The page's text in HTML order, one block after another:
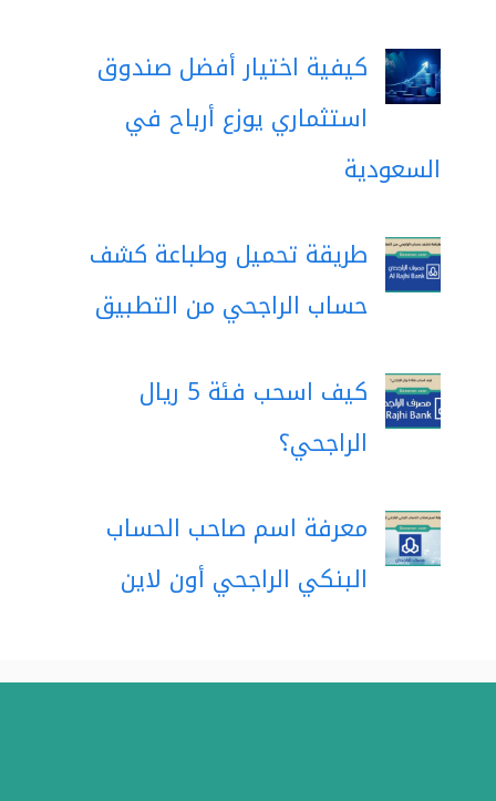
كيفية اختيار أفضل صندوق
استثماري يوزع أرباح في
السعودية
طريقة تحميل وطباعة كشف
حساب الراجحي من التطبيق
كيف اسحب فئة 5 ريال
الراجحي؟
معرفة اسم صاحب الحساب
البنكي الراجحي أون لاين